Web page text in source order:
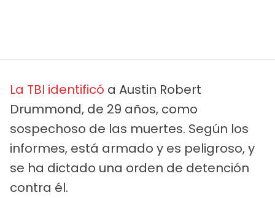
La TBI identificó a Austin Robert
Drummond, de 29 años, como
sospechoso de las muertes. Según los
informes, está armado y es peligroso, y
se ha dictado una orden de detención
contra él.